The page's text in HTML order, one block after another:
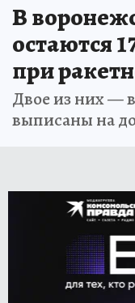
В
остаются
при
Двое из них —
выписаны на